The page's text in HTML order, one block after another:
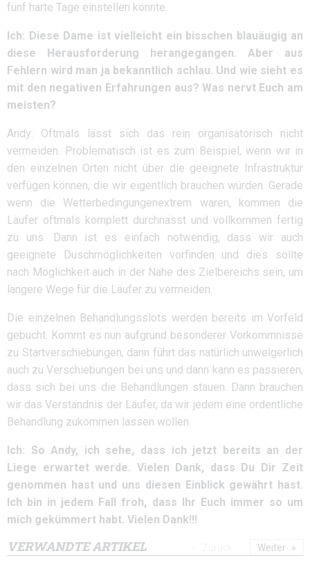
fünf harte Tage einstellen könnte.
Ich: Diese Dame ist vielleicht ein bisschen blauäugig an
diese Herausforderung herangegangen. Aber aus
Fehlern wird man ja bekanntlich schlau. Und wie sieht es
mit den negativen Erfahrungen aus? Was nervt Euch am
meisten?
Andy: Oftmals lässt sich das rein organisatorisch nicht
vermeiden. Problematisch ist es zum Beispiel, wenn wir in
den einzelnen Orten nicht über die geeignete Infrastruktur
verfügen können, die wir eigentlich brauchen würden. Gerade
wenn die Wetterbedingungenextrem waren, kommen die
Läufer oftmals komplett durchnässt und vollkommen fertig
zu uns. Dann ist es einfach notwendig, dass wir auch
geeignete Duschmöglichkeiten vorfinden und dies sollte
nach Möglichkeit auch in der Nähe des Zielbereichs sein, um
längere Wege für die Läufer zu vermeiden.
Die einzelnen Behandlungsslots werden bereits im Vorfeld
gebucht. Kommt es nun aufgrund besonderer Vorkommnisse
zu Startverschiebungen, dann führt das natürlich unweigerlich
auch zu Verschiebungen bei uns und dann kann es passieren,
dass sich bei uns die Behandlungen stauen. Dann brauchen
wir das Verständnis der Läufer, da wir jedem eine ordentliche
Behandlung zukommen lassen wollen.
Ich: So Andy, ich sehe, dass ich jetzt bereits an der
Liege erwartet werde. Vielen Dank, dass Du Dir Zeit
genommen hast und uns diesen Einblick gewährt hast.
Ich bin in jedem Fall froh, dass Ihr Euch immer so um
mich gekümmert habt. Vielen Dank!!!
VERWANDTE ARTIKEL Weiter